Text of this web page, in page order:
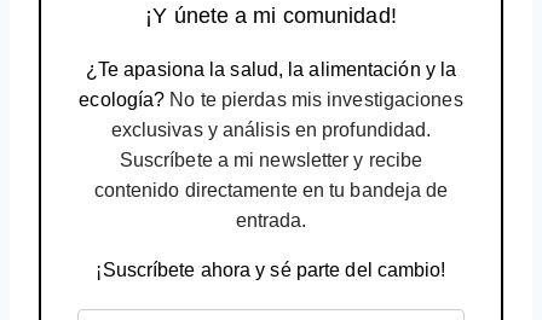
¡Y únete a mi comunidad!
¿Te apasiona la salud, la alimentación y la
ecología? No te pierdas mis investigaciones
exclusivas y análisis en profundidad.
Suscríbete a mi newsletter y recibe
contenido directamente en tu bandeja de
entrada.
¡Suscríbete ahora y sé parte del cambio!